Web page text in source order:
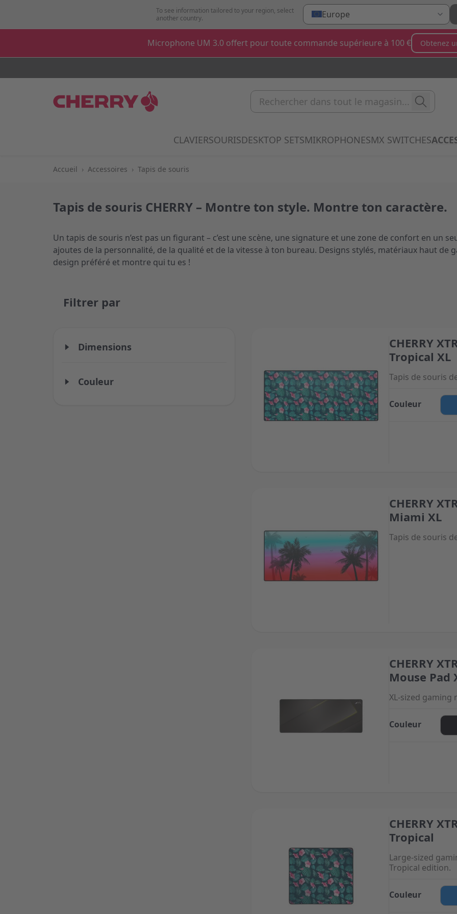
To see information tailored to your region, select
another country.
Europe
Microphone UM 3.0 offert pour toute commande supérieure à 100 € Obtenez
CLAVIERShow submenu for Clavier category
SOURISShow submenu for Souris category
DESKTOP SETSShow submenu for Desktop Sets
MIKROPHONESShow submenu for
MX SWITCHESShow
Rechercher dans tout le
Accueil › Accessoires › Tapis de souris
Tapis de souris CHERRY – Montre ton style. Montre ton caractère.
Un tapis de souris n’est pas un figurant – c’est une scène, une signature et une zone de confort en un
ajoutes de la personnalité, de la qualité et de la vitesse à ton bureau. Designs stylés, matériaux haut de
design préféré et montre qui tu es !
Filtrer par
Dimensions
Couleur
Couleur
Tapis de souris
The price
CHERRY
Tropical XL
Tapis de souris
The price
CHERRY
Miami XL
Couleur
XL-sized gaming
The price
CHERRY
Mouse Pad
Couleur
Large-sized
Tropical edition.
The price
CHERRY
Tropical